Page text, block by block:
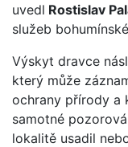
uvedl Rostislav
služeb
Výskyt dravce
který může
ochrany přírody a
samotné
lokalitě usadil